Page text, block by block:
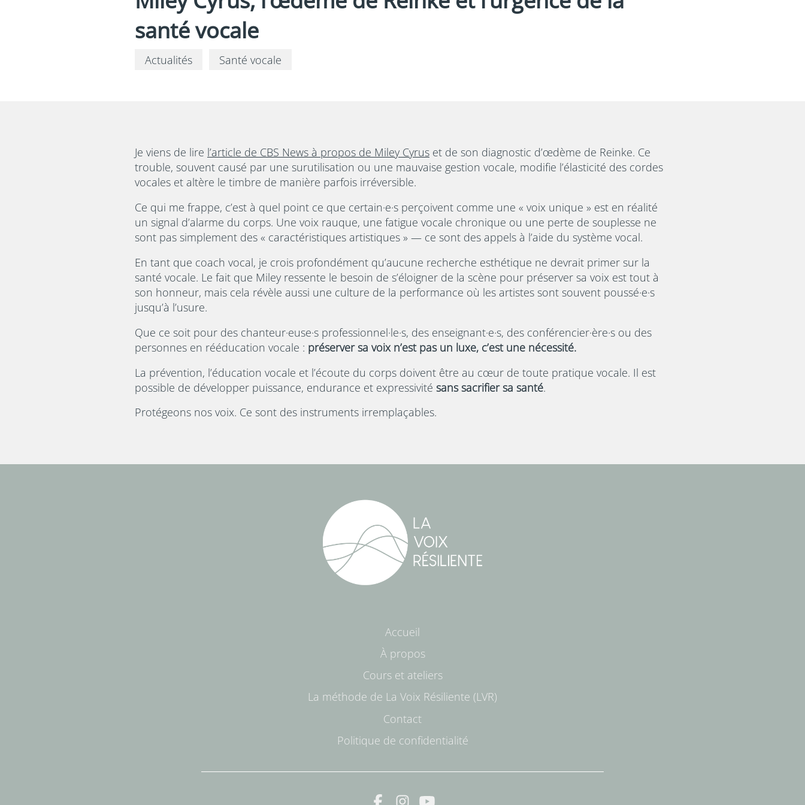
santé vocale
Actualités Santé vocale
Je viens de lire l’article de CBS News à propos de Miley Cyrus et de son diagnostic d’œdème de Reinke. Ce
trouble, souvent causé par une surutilisation ou une mauvaise gestion vocale, modifie l’élasticité des cordes
vocales et altère le timbre de manière parfois irréversible.
Ce qui me frappe, c’est à quel point ce que certain·e·s perçoivent comme une « voix unique » est en réalité
un signal d’alarme du corps. Une voix rauque, une fatigue vocale chronique ou une perte de souplesse ne
sont pas simplement des « caractéristiques artistiques » — ce sont des appels à l’aide du système vocal.
En tant que coach vocal, je crois profondément qu’aucune recherche esthétique ne devrait primer sur la
santé vocale. Le fait que Miley ressente le besoin de s’éloigner de la scène pour préserver sa voix est tout à
son honneur, mais cela révèle aussi une culture de la performance où les artistes sont souvent poussé·e·s
jusqu’à l’usure.
Que ce soit pour des chanteur·euse·s professionnel·le·s, des enseignant·e·s, des conférencier·ère·s ou des
personnes en rééducation vocale : préserver sa voix n’est pas un luxe, c’est une nécessité.
La prévention, l’éducation vocale et l’écoute du corps doivent être au cœur de toute pratique vocale. Il est
possible de développer puissance, endurance et expressivité sans sacrifier sa santé.
Protégeons nos voix. Ce sont des instruments irremplaçables.
Accueil
À propos
Cours et ateliers
La méthode de La Voix Résiliente (LVR)
Contact
Politique de confidentialité